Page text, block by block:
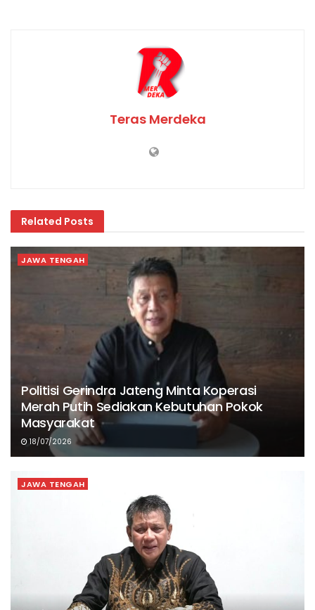
Teras Merdeka
Related Posts
JAWA TENGAH
Politisi Gerindra Jateng Minta Koperasi
Merah Putih Sediakan Kebutuhan Pokok
Masyarakat
18/07/2026
JAWA TENGAH